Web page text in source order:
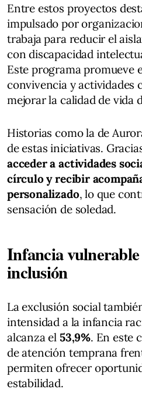
Entre estos proyectos
impulsado por
trabaja para reducir el
con discapacidad
Este programa promueve
convivencia y actividades
mejorar la calidad de vida
Historias como la de
de estas iniciativas.
acceder a actividades
círculo y recibir
personalizado, lo que
sensación de soledad.
Infancia vulnerable
inclusión
La exclusión social
intensidad a la infancia
alcanza el 53,9%. En este
de atención temprana
permiten ofrecer
estabilidad.